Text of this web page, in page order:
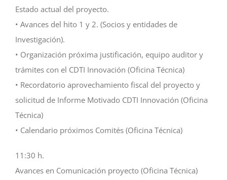
Estado actual del proyecto.
• Avances del hito 1 y 2. (Socios y entidades de
Investigación).
• Organización próxima justificación, equipo auditor y
trámites con el CDTI Innovación (Oficina Técnica)
• Recordatorio aprovechamiento fiscal del proyecto y
solicitud de Informe Motivado CDTI Innovación (Oficina
Técnica)
• Calendario próximos Comités (Oficina Técnica)
11:30 h.
Avances en Comunicación proyecto (Oficina Técnica)